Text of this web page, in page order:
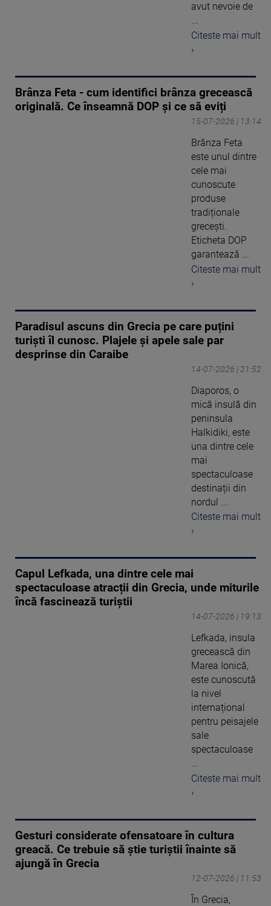
avut nevoie de
...
Citeste mai mult
›
Brânza Feta - cum identifici brânza grecească
originală. Ce înseamnă DOP și ce să eviți
15-07-2026 | 13:14
Brânza Feta
este unul dintre
cele mai
cunoscute
produse
tradiționale
grecești.
Eticheta DOP
garantează ...
Citeste mai mult
›
Paradisul ascuns din Grecia pe care puțini
turiști îl cunosc. Plajele și apele sale par
desprinse din Caraibe
14-07-2026 | 21:52
Diaporos, o
mică insulă din
peninsula
Halkidiki, este
una dintre cele
mai
spectaculoase
destinații din
nordul ...
Citeste mai mult
›
Capul Lefkada, una dintre cele mai
spectaculoase atracții din Grecia, unde miturile
încă fascinează turiștii
14-07-2026 | 19:13
Lefkada, insula
grecească din
Marea Ionică,
este cunoscută
la nivel
internațional
pentru peisajele
sale
spectaculoase
...
Citeste mai mult
›
Gesturi considerate ofensatoare în cultura
greacă. Ce trebuie să știe turiștii înainte să
ajungă în Grecia
12-07-2026 | 11:53
În Grecia,